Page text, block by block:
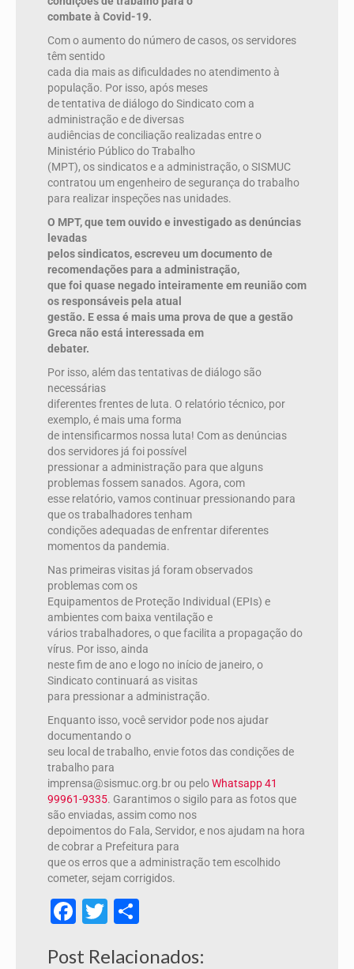
combate à Covid-19.
Com o aumento do número de casos, os servidores
têm sentido
cada dia mais as dificuldades no atendimento à
população. Por isso, após meses
de tentativa de diálogo do Sindicato com a
administração e de diversas
audiências de conciliação realizadas entre o
Ministério Público do Trabalho
(MPT), os sindicatos e a administração, o SISMUC
contratou um engenheiro de segurança do trabalho
para realizar inspeções nas unidades.
O MPT, que tem ouvido e investigado as denúncias
levadas
pelos sindicatos, escreveu um documento de
recomendações para a administração,
que foi quase negado inteiramente em reunião com
os responsáveis pela atual
gestão. E essa é mais uma prova de que a gestão
Greca não está interessada em
debater.
Por isso, além das tentativas de diálogo são
necessárias
diferentes frentes de luta. O relatório técnico, por
exemplo, é mais uma forma
de intensificarmos nossa luta! Com as denúncias
dos servidores já foi possível
pressionar a administração para que alguns
problemas fossem sanados. Agora, com
esse relatório, vamos continuar pressionando para
que os trabalhadores tenham
condições adequadas de enfrentar diferentes
momentos da pandemia.
Nas primeiras visitas já foram observados
problemas com os
Equipamentos de Proteção Individual (EPIs) e
ambientes com baixa ventilação e
vários trabalhadores, o que facilita a propagação do
vírus. Por isso, ainda
neste fim de ano e logo no início de janeiro, o
Sindicato continuará as visitas
para pressionar a administração.
Enquanto isso, você servidor pode nos ajudar
documentando o
seu local de trabalho, envie fotos das condições de
trabalho para
imprensa@sismuc.org.br ou peloWhatsapp 41
99961-9335. Garantimos o sigilo para as fotos que
são enviadas, assim como nos
depoimentos do Fala, Servidor, e nos ajudam na hora
de cobrar a Prefeitura para
que os erros que a administração tem escolhido
cometer, sejam corrigidos.
Facebook
Twitter
Post Relacionados: